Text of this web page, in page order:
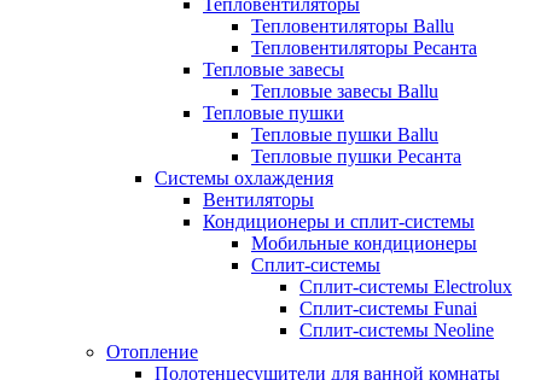
Тепловентиляторы
Тепловентиляторы Ballu
Тепловентиляторы Ресанта
Тепловые завесы
Тепловые завесы Ballu
Тепловые пушки
Тепловые пушки Ballu
Тепловые пушки Ресанта
Системы охлаждения
Вентиляторы
Кондиционеры и сплит-системы
Мобильные кондиционеры
Сплит-системы
Сплит-системы Electrolux
Сплит-системы Funai
Сплит-системы Neoline
Отопление
Полотенцесушители для ванной комнаты